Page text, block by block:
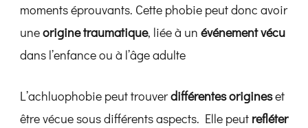
moments éprouvants. Cette phobie peut donc avoir
uneorigine traumatique, liée à un événement vécu
dans l’enfance ou à l’âge adulte
L’achluophobie peut trouverdifférentes origineset
être vécue sous différents aspects. Elle peut refléter